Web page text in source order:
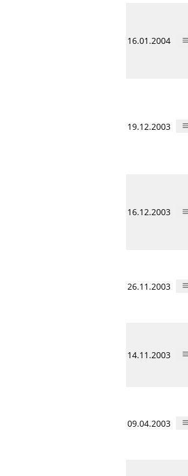
16.01.2004
19.12.2003
16.12.2003
26.11.2003
14.11.2003
09.04.2003